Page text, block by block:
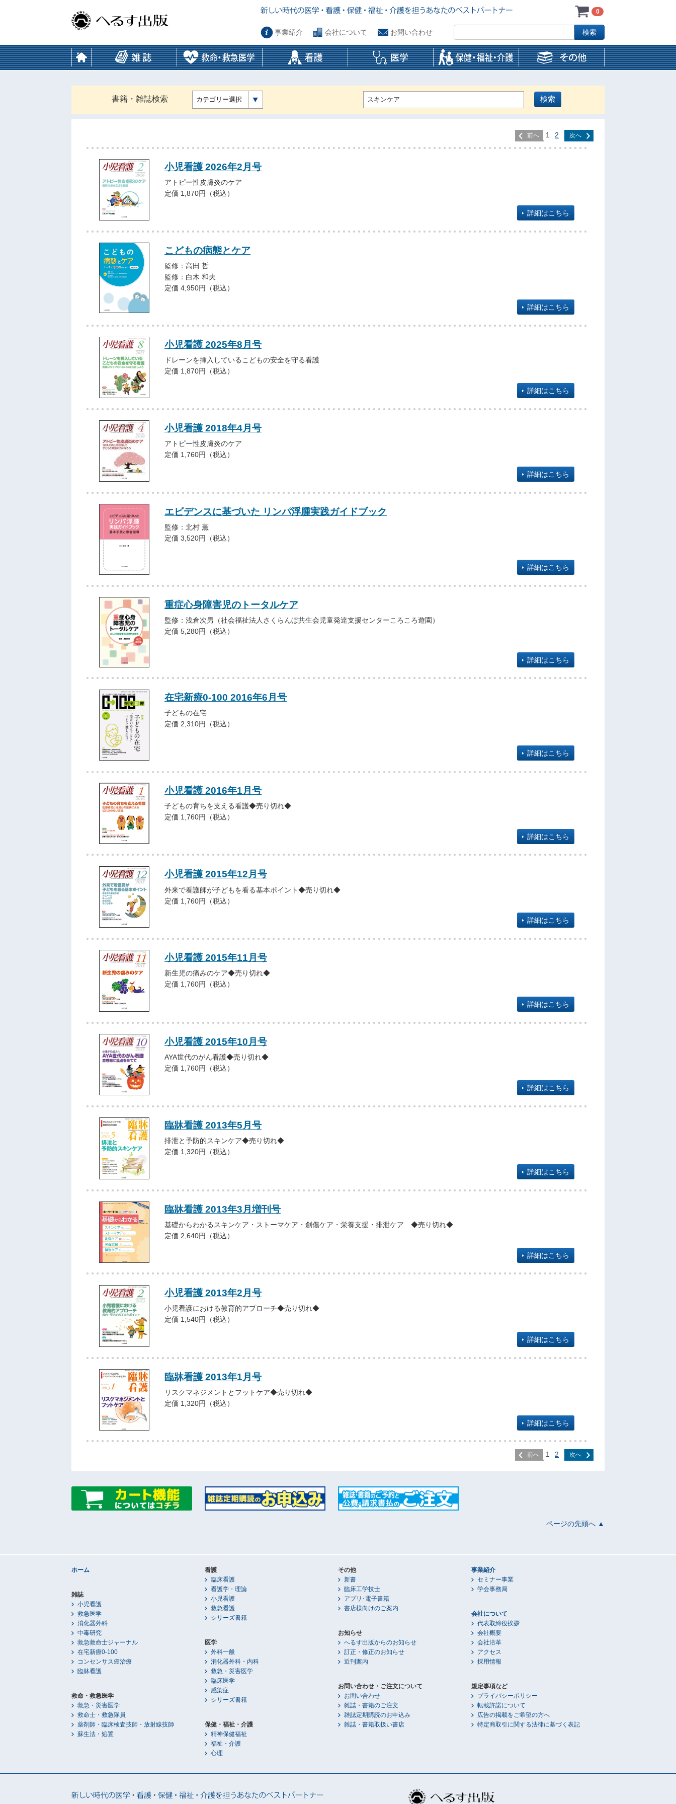
0
事業紹介 会社について お問い合わせ
書籍・雑誌検索 カテゴリー選択
前へ 1 2 次へ
小児看護 2026年2月号
アトピー性皮膚炎のケア
定価 1,870円（税込）
詳細はこちら
こどもの病態とケア
監修：高田 哲
監修：白木 和夫
定価 4,950円（税込）
詳細はこちら
小児看護 2025年8月号
ドレーンを挿入しているこどもの安全を守る看護
定価 1,870円（税込）
詳細はこちら
小児看護 2018年4月号
アトピー性皮膚炎のケア
定価 1,760円（税込）
詳細はこちら
エビデンスに基づいた リンパ浮腫実践ガイドブック
監修：北村 薫
定価 3,520円（税込）
詳細はこちら
重症心身障害児のトータルケア
監修：浅倉次男（社会福祉法人さくらんぼ共生会児童発達支援センターころころ遊園）
定価 5,280円（税込）
詳細はこちら
在宅新療0-100 2016年6月号
子どもの在宅
定価 2,310円（税込）
詳細はこちら
小児看護 2016年1月号
子どもの育ちを支える看護◆売り切れ◆
定価 1,760円（税込）
詳細はこちら
小児看護 2015年12月号
外来で看護師が子どもを看る基本ポイント◆売り切れ◆
定価 1,760円（税込）
詳細はこちら
小児看護 2015年11月号
新生児の痛みのケア◆売り切れ◆
定価 1,760円（税込）
詳細はこちら
小児看護 2015年10月号
AYA世代のがん看護◆売り切れ◆
定価 1,760円（税込）
詳細はこちら
臨牀看護 2013年5月号
排泄と予防的スキンケア◆売り切れ◆
定価 1,320円（税込）
詳細はこちら
臨牀看護 2013年3月増刊号
基礎からわかるスキンケア・ストーマケア・創傷ケア・栄養支援・排泄ケア ◆売り切れ◆
定価 2,640円（税込）
詳細はこちら
小児看護 2013年2月号
小児看護における教育的アプローチ◆売り切れ◆
定価 1,540円（税込）
詳細はこちら
臨牀看護 2013年1月号
リスクマネジメントとフットケア◆売り切れ◆
定価 1,320円（税込）
詳細はこちら
前へ 1 2 次へ
ページの先頭へ ▲
ホーム
雑誌
小児看護
救急医学
消化器外科
中毒研究
救急救命士ジャーナル
在宅新療0-100
コンセンサス癌治療
臨牀看護
救命・救急医学
救急・災害医学
救命士・救急隊員
薬剤師・臨床検査技師・放射線技師
蘇生法・処置
看護
臨床看護
看護学・理論
小児看護
救急看護
シリーズ書籍
医学
外科一般
消化器外科・内科
救急・災害医学
臨床医学
感染症
シリーズ書籍
保健・福祉・介護
精神保健福祉
福祉・介護
心理
その他
新書
臨床工学技士
アプリ･電子書籍
書店様向けのご案内
お知らせ
へるす出版からのお知らせ
訂正・修正のお知らせ
近刊案内
お問い合わせ・ご注文について
お問い合わせ
雑誌・書籍のご注文
雑誌定期購読のお申込み
雑誌・書籍取扱い書店
事業紹介
セミナー事業
学会事務局
会社について
代表取締役挨拶
会社概要
会社沿革
アクセス
採用情報
規定事項など
プライバシーポリシー
転載許諾について
広告の掲載をご希望の方へ
特定商取引に関する法律に基づく表記